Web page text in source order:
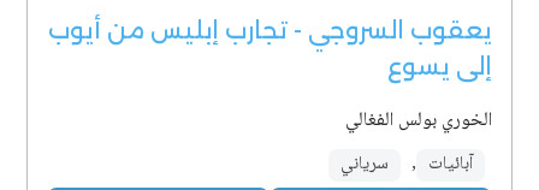
يعقوب السروجي - تجارب إبليس من أيوب
إلى يسوع
الخوري بولس الفغالي
آبائيات , سرياني